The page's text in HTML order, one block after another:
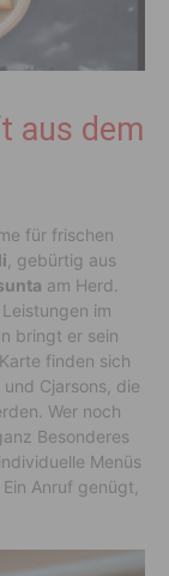
aus dem
für frischen
, gebürtig aus
am Herd.
im
bringt er sein
finden sich
Cjarsons, die
Wer noch
Besonderes
Menüs
Anruf genügt,